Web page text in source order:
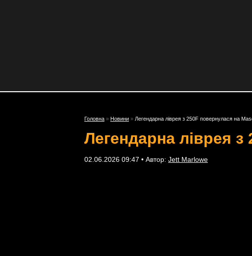
Головна » Новини » Легендарна ліврея з 250F повернулася на
Легендарна ліврея
02.06.2026 09:47 • Автор: Jett Marlowe